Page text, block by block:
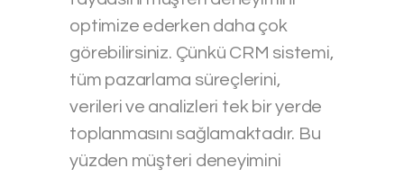
optimize ederken daha çok
görebilirsiniz. Çünkü CRM sistemi,
tüm pazarlama süreçlerini,
verileri ve analizleri tek bir yerde
toplanmasını sağlamaktadır. Bu
yüzden müşteri deneyimini